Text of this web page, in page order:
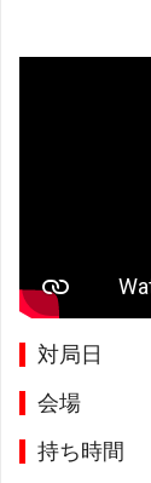
対局日
会場
持ち時間